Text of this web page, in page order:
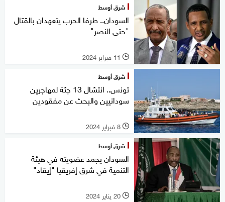
شرق أوسط
السودان.. طرفا الحرب يتعهدان بالقتال
"حتى النصر"
l 11 فبراير 2024
شرق أوسط
تونس.. انتشال 13 جثة لمهاجرين
سودانيين والبحث عن مفقودين
l 8 فبراير 2024
شرق أوسط
السودان يجمد عضويته في هيئة
التنمية في شرق إفريقيا "إيقاد"
l 20 يناير 2024